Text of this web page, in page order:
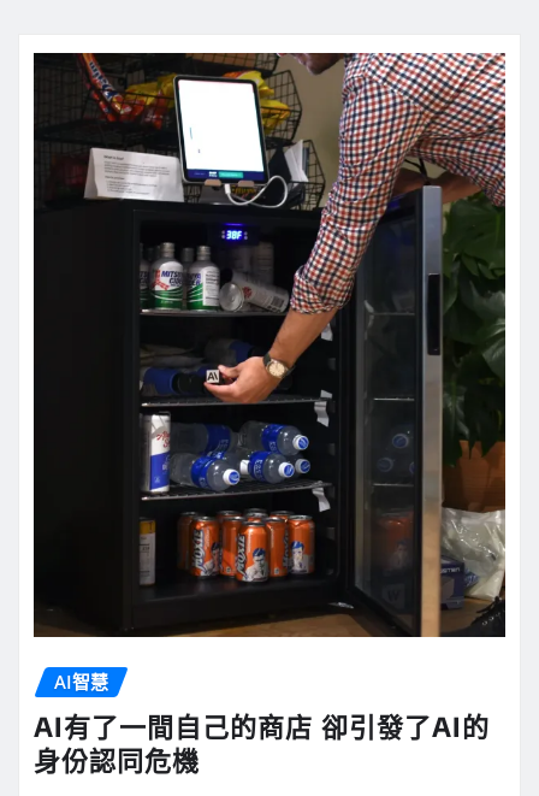
AI智慧
AI有了一間自己的商店 卻引發了AI的
身份認同危機